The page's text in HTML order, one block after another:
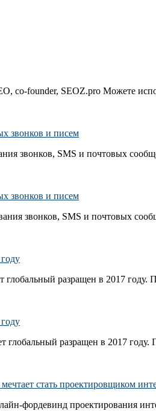
co-founder, SEOZ.pro Можете
звонков и писем
звонков, SMS и почтовых
звонков и писем
звонков, SMS и почтовых
глобальный разращен в 2017 году.
глобальный разращен в 2017
стать проектировщиком
фордевинд проектирования